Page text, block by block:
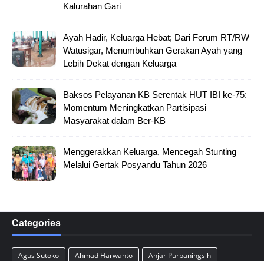
Kalurahan Gari
Ayah Hadir, Keluarga Hebat; Dari Forum RT/RW
Watusigar, Menumbuhkan Gerakan Ayah yang
Lebih Dekat dengan Keluarga
Baksos Pelayanan KB Serentak HUT IBI ke-75:
Momentum Meningkatkan Partisipasi
Masyarakat dalam Ber-KB
Menggerakkan Keluarga, Mencegah Stunting
Melalui Gertak Posyandu Tahun 2026
Categories
Agus Sutoko Ahmad Harwanto
Anjar Purbaningsih